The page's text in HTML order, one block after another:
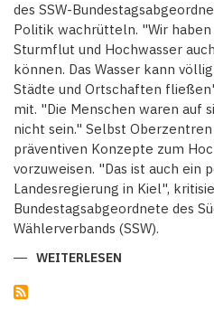
des SSW-
Politik wachrütteln. "Wir
Sturmflut und Hochwasser
können. Das Wasser kann
Städte und Ortschaften
mit. "Die Menschen waren auf
nicht sein." Selbst
präventiven Konzepte zum
vorzuweisen. "Das ist auch ein
Landesregierung in Kiel",
Bundestagsabgeordnete des
Wählerverbands (SSW).
WEITERLESEN